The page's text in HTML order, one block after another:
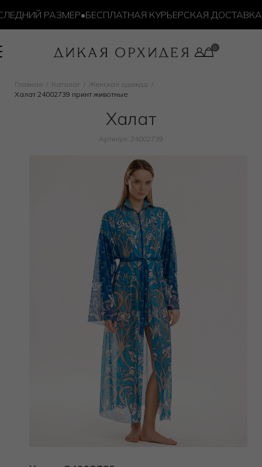
РАЗМЕР•БЕСПЛАТНАЯ КУРЬЕРСКАЯ ДОСТАВКА
Главная Каталог
Женская одежда
Халат 24002739 принт животные
Халат
Артикул: 24002739